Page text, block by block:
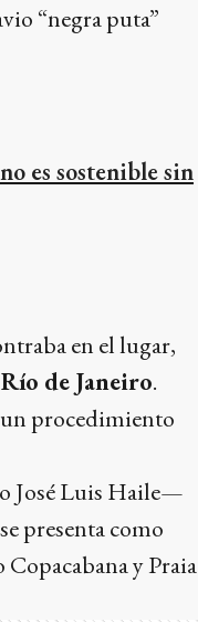
“negra puta”
es sostenible sin
en el lugar,
de Janeiro.
procedimiento
José Luis Haile—
presenta como
y Praia